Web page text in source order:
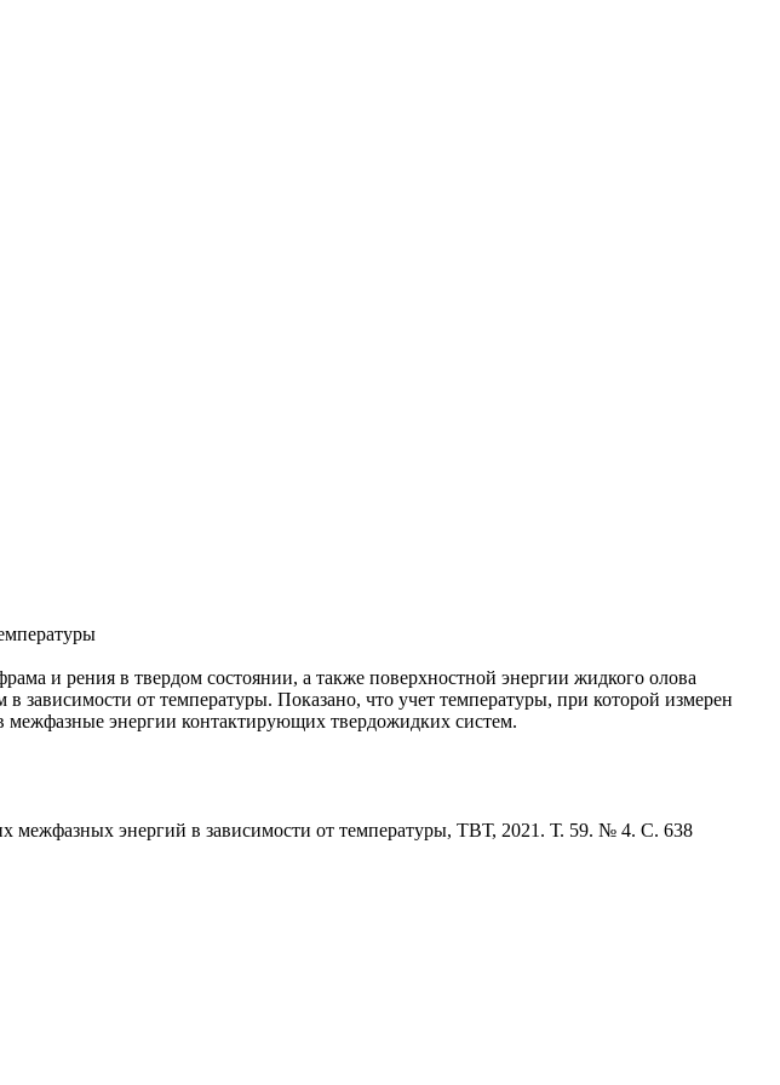
и рения в твердом состоянии, а также поверхностной энергии жидкого олова
от температуры. Показано, что учет температуры, при которой измерен
межфазные энергии контактирующих твердожидких систем.
межфазных энергий в зависимости от температуры, ТВТ, 2021. Т. 59. № 4. С. 638